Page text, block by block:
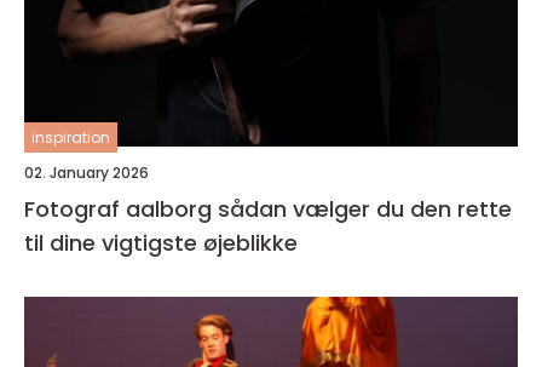
inspiration
02. January 2026
Fotograf aalborg sådan vælger du den rette
til dine vigtigste øjeblikke